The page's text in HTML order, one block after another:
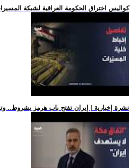
.. كواليس اختراق الحكومة العراقية لشبكة
.. نشرة إخبارية | إيران تفتح باب هرمز بشروط..